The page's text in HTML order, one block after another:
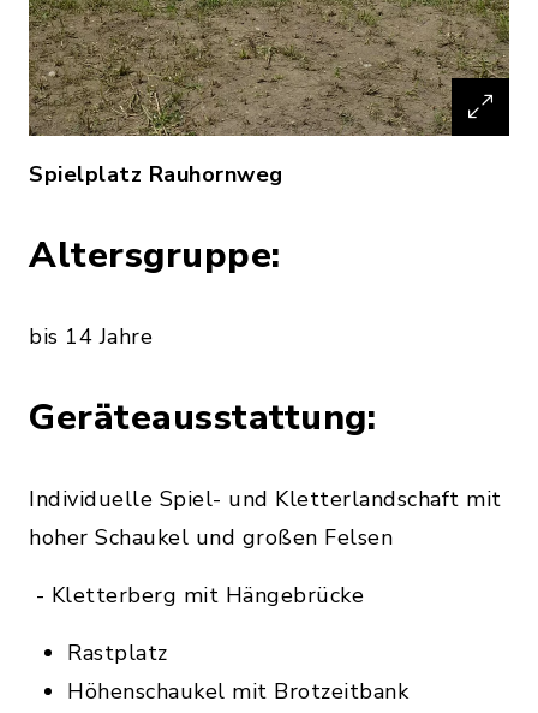
Spielplatz Rauhornweg
Altersgruppe:
bis 14 Jahre
Geräteausstattung:
Individuelle Spiel- und Kletterlandschaft mit
hoher Schaukel und großen Felsen
- Kletterberg mit Hängebrücke
Rastplatz
Höhenschaukel mit Brotzeitbank